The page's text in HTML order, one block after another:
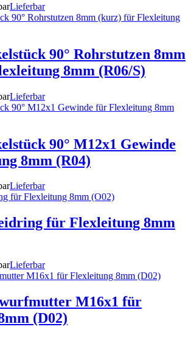
Lieferbar
90° Rohrstutzen 8mm
8mm (R06/S)
Lieferbar
90° M12x1 Gewinde
8mm (R04)
Lieferbar
für Flexleitung 8mm
Lieferbar
M16x1 für
(D02)